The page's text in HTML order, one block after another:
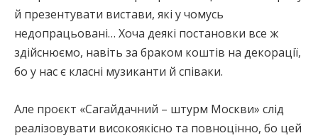
й презентувати вистави, які у чомусь
недопрацьовані… Хоча деякі постановки все ж
здійснюємо, навіть за браком коштів на декорації,
бо у нас є класні музиканти й співаки.
Але проєкт «Сагайдачний – штурм Москви» слід
реалізовувати високоякісно та повноцінно, бо цей